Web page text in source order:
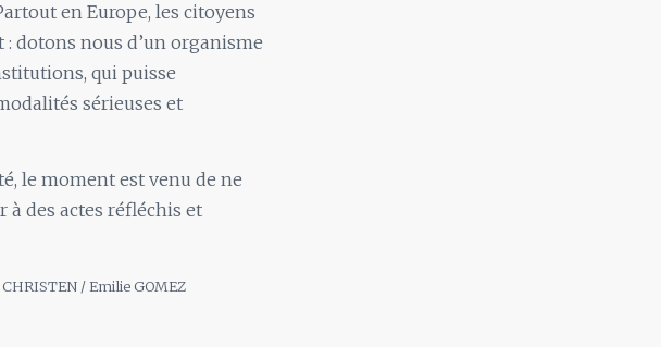
en Europe, les citoyens
dotons nous d’un organisme
qui puisse
sérieuses et
le moment est venu de ne
à des actes réfléchis et
/ Emilie GOMEZ